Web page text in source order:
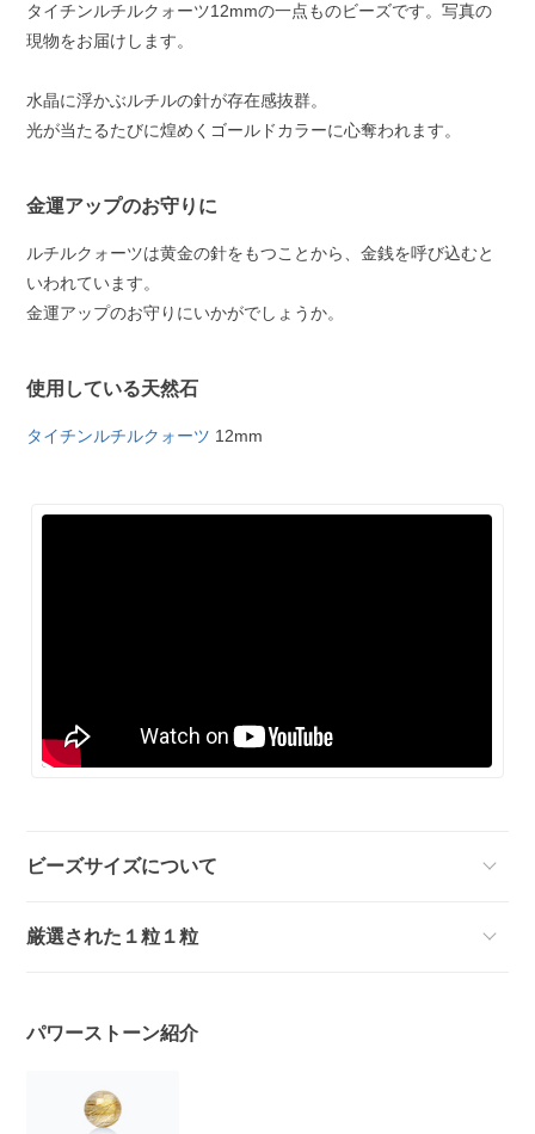
タイチンルチルクォーツ12mmの一点ものビーズです。写真の
現物をお届けします。
水晶に浮かぶルチルの針が存在感抜群。
光が当たるたびに煌めくゴールドカラーに心奪われます。
金運アップのお守りに
ルチルクォーツは黄金の針をもつことから、金銭を呼び込むと
いわれています。
金運アップのお守りにいかがでしょうか。
使用している天然石
タイチンルチルクォーツ 12mm
ビーズサイズについて
厳選された１粒１粒
パワーストーン紹介